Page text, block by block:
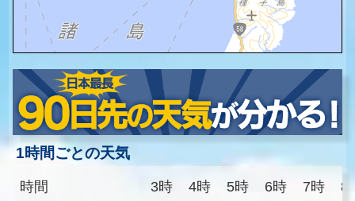
1時間ごとの天気
時間
3時 4時 5時 6時 7時 8